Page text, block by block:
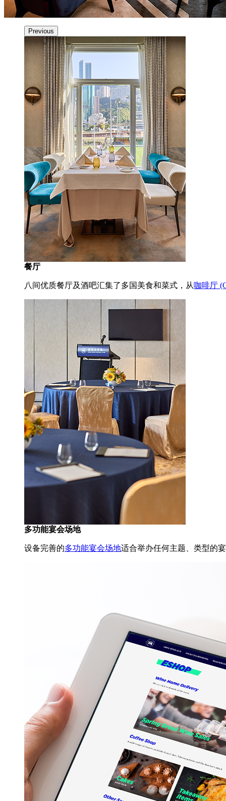
Previous
餐厅
八间优质餐厅及酒吧汇集了多国美食和菜式，从咖啡厅
多功能宴会场地
设备完善的多功能宴会场地适合举办任何主题、类型的